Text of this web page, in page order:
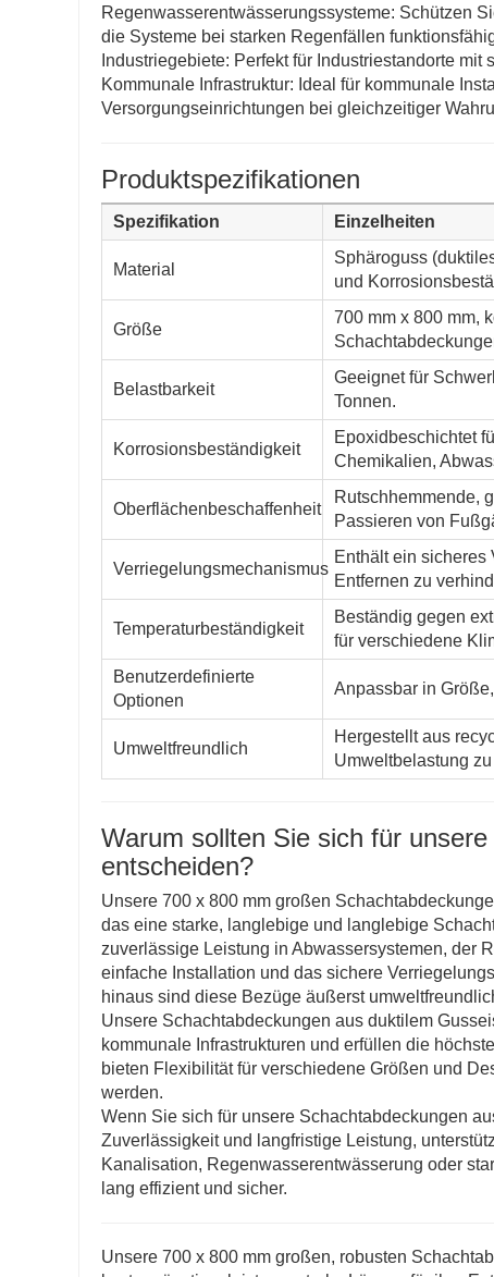
Regenwasserentwässerungssysteme: Schützen
die Systeme bei starken Regenfällen
Industriegebiete: Perfekt für Industriestandorte
Kommunale Infrastruktur: Ideal für kommunale
Versorgungseinrichtungen bei gleichzeitiger
Produktspezifikationen
Spezifikation Einzelheiten
Material
Sphäroguss
und
Größe
700 mm x 800 mm,
Belastbarkeit
Geeignet für
Tonnen.
Korrosionsbeständigkeit
Epoxidbeschichtet
Chemikalien,
Oberflächenbeschaffenheit
Rutschhemmende,
Passieren von
Verriegelungsmechanismus
Enthält ein sicheres
Entfernen zu
Temperaturbeständigkeit
Beständig gegen
für verschiedene
Benutzerdefinierte
Optionen
Anpassbar in
Umweltfreundlich
Hergestellt aus
Umweltbelastung
Warum sollten Sie sich für
entscheiden?
Unsere 700 x 800 mm großen
das eine starke, langlebige und langlebige
zuverlässige Leistung in Abwassersystemen, der
einfache Installation und das sichere
hinaus sind diese Bezüge äußerst
Unsere Schachtabdeckungen aus duktilem
kommunale Infrastrukturen und erfüllen die
bieten Flexibilität für verschiedene Größen und
werden.
Wenn Sie sich für unsere Schachtabdeckungen
Zuverlässigkeit und langfristige Leistung,
Kanalisation, Regenwasserentwässerung oder
lang effizient und sicher.
Unsere 700 x 800 mm großen, robusten